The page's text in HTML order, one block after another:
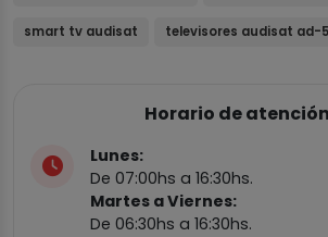
smart tv audisat televisores audisat ad-
Horario de atención
Lunes:
De 07:00hs a 16:30hs.
Martes a Viernes:
De 06:30hs a 16:30hs.